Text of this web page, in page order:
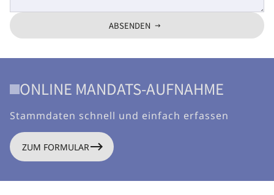
ABSENDEN
ONLINE MANDATS-AUFNAHME
Stammdaten schnell und einfach erfassen
ZUM FORMULAR